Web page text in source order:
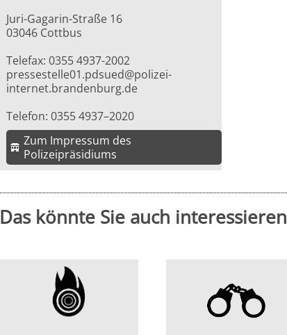
Juri-Gagarin-Straße 16
03046 Cottbus
Telefax: 0355 4937-2002
pressestelle01.pdsued@polizei-
internet.brandenburg.de
Telefon: 0355 4937–2020
Zum Impressum des
Polizeipräsidiums
Das könnte Sie auch interessieren